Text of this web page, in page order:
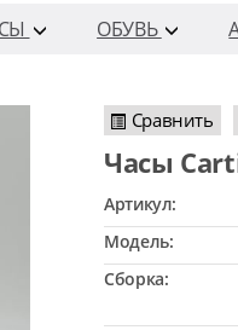
ОБУВЬ
Сравнить
Часы
Артикул:
Модель:
Сборка: